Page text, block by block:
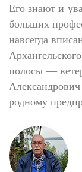
Его знают и
больших
навсегда
полосы —
родному